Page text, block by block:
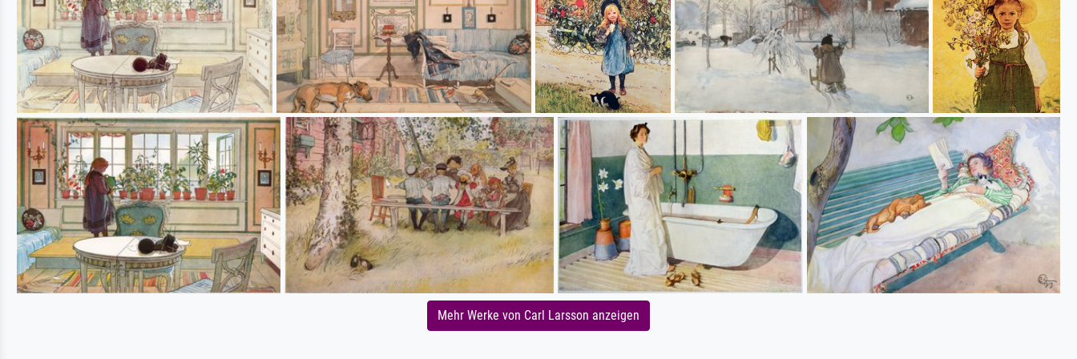
Mehr Werke von Carl Larsson anzeigen